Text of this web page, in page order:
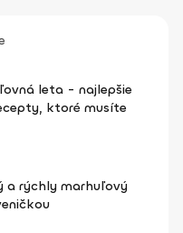
leta - najlepšie
ktoré musíte
a rýchly marhuľový